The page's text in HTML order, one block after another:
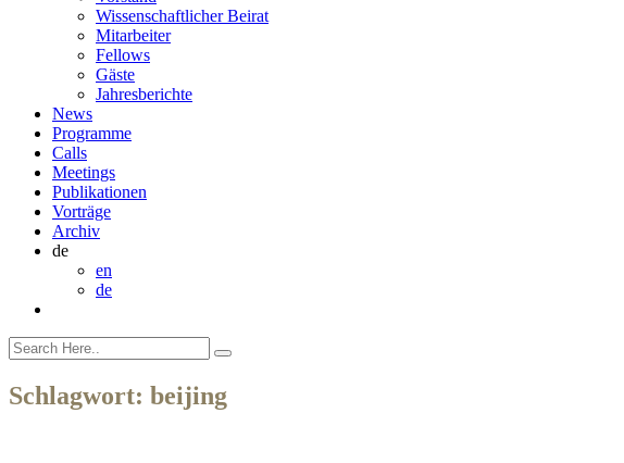
Wissenschaftlicher Beirat
Mitarbeiter
Fellows
Gäste
Jahresberichte
News
Programme
Calls
Meetings
Publikationen
Vorträge
Archiv
de
en
de
Schlagwort: beijing